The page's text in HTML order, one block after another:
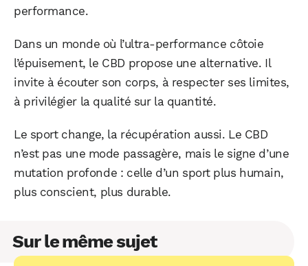
performance.
Dans un monde où l’ultra-performance côtoie
l’épuisement, le CBD propose une alternative. Il
invite à écouter son corps, à respecter ses limites,
à privilégier la qualité sur la quantité.
Le sport change, la récupération aussi. Le CBD
n’est pas une mode passagère, mais le signe d’une
mutation profonde : celle d’un sport plus humain,
plus conscient, plus durable.
Sur le même sujet